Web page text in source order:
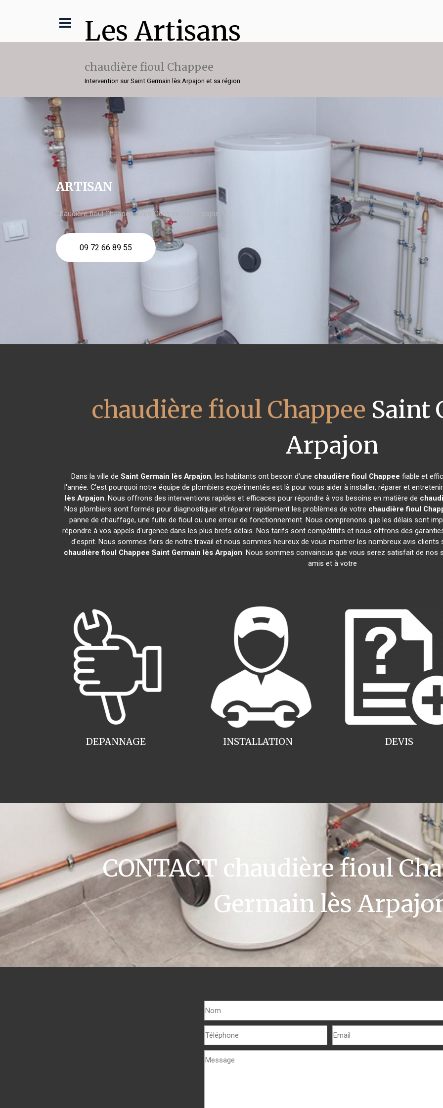
Les Artisans
chaudière fioul Chappee
Intervention sur Saint Germain lès Arpajon et sa région
ARTISAN
chaudière fioul Chappee Saint Germain lès Arpajon
09 72 66 89 55
chaudière fioul Chappee Saint
Arpajon
Dans la ville de Saint Germain lès Arpajon, les habitants ont besoin d'une chaudière fioul Chappee fiable et
l'année. C'est pourquoi notre équipe de plombiers expérimentés est là pour vous aider à installer, réparer et
lès Arpajon. Nous offrons des interventions rapides et efficaces pour répondre à vos besoins en matière de
Nos plombiers sont formés pour diagnostiquer et réparer rapidement les problèmes de votre chaudière fioul
panne de chauffage, une fuite de fioul ou une erreur de fonctionnement. Nous comprenons que les délais sont
répondre à vos appels d'urgence dans les plus brefs délais. Nos tarifs sont compétitifs et nous offrons des
d'esprit. Nous sommes fiers de notre travail et nous sommes heureux de vous montrer les nombreux avis
chaudière fioul Chappee Saint Germain lès Arpajon. Nous sommes convaincus que vous serez satisfait de nos
amis et à votre
INSTALLATION
DEPANNAGE DEVIS
CONTACT chaudière fioul
Germain lès